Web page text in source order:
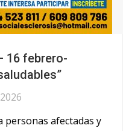
16 febrero-
personas afectadas y